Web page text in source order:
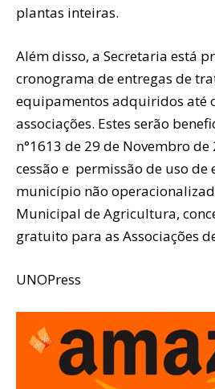
plantas inteiras.
Além disso, a Secretaria está
cronograma de entregas de
equipamentos adquiridos até
associações. Estes serão
n°1613 de 29 de Novembro
cessão e permissão de uso
município não
Municipal de Agricultura,
gratuito para as Associações
UNOPress